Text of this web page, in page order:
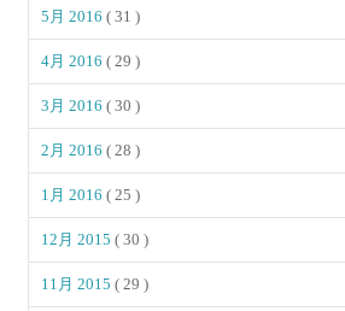
5月 2016( 31 )
4月 2016( 29 )
3月 2016( 30 )
2月 2016( 28 )
1月 2016( 25 )
12月 2015( 30 )
11月 2015( 29 )